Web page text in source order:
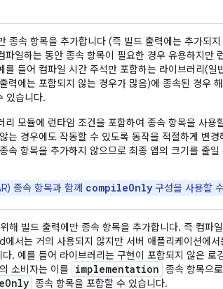
종속 항목을 추가합니다 (즉 빌드 출력에는 추가되
일하는 동안 종속 항목이 필요한 경우 유용하지만
를 들어 컴파일 시간 주석만 포함하는 라이브러리(일
력에는 포함되지 않는 경우가 많음)에 종속된 경우
있습니다.
리 모듈에 런타임 조건을 포함하여 종속 항목을 사용
는 경우에도 작동할 수 있도록 동작을 적절하게 변경
속 항목을 추가하지 않으므로 최종 앱의 크기를 줄일
종속 항목과 함께 compileOnly구성을 사용할
해 빌드 출력에만 종속 항목을 추가합니다. 즉 컴파
서는 거의 사용되지 않지만 서버 애플리케이션에
. 예를 들어 라이브러리는 구현이 포함되지 않은 로
소비자는 이를 implementation 종속 항목으
Only 종속 항목을 포함할 수 있습니다.